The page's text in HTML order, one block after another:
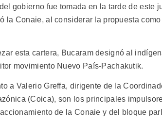
gobierno fue tomada en la tarde de este
la Conaie, al considerar la propuesta
esta cartera, Bucaram designó al
movimiento Nuevo País-Pachakutik.
a Valerio Greffa, dirigente de la
(Coica), son los principales
de la Conaie y del bloque